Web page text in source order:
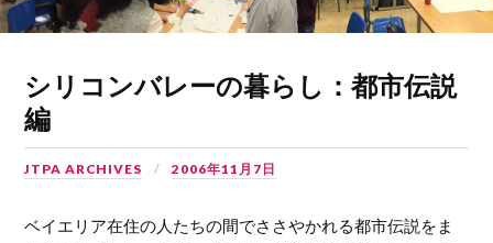
シリコンバレーの暮らし：都市伝説
編
JTPA ARCHIVES 2006年11月7日
ベイエリア在住の人たちの間でささやかれる都市伝説をま